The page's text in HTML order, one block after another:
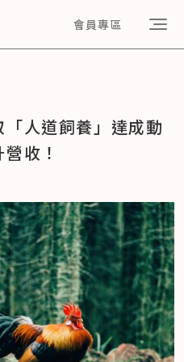
會員專區
人道飼養」達成動
收！